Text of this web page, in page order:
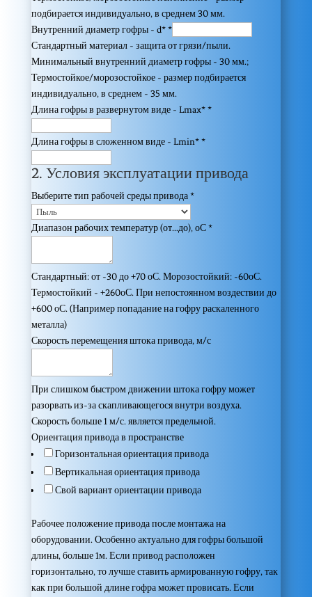
подбирается индивидуально, в среднем 30 мм.
Внутренний диаметр гофры - d* *
Стандартный материал - защита от грязи/пыли.
Минимальный внутренний диаметр гофры - 30 мм.;
Термостойкое/морозостойкое - размер подбирается
индивидуально, в среднем - 35 мм.
Длина гофры в развернутом виде - Lmax* *
Длина гофры в сложенном виде - Lmin* *
2. Условия эксплуатации привода
Выберите тип рабочей среды привода *
Диапазон рабочих температур (от…до), оС *
Стандартный: от -30 до +70 оС. Морозостойкий: -60оС.
Термостойкий - +260оС. При непостоянном воздествии до
+600 оС. (Например попадание на гофру раскаленного
металла)
Скорость перемещения штока привода, м/с
При слишком быстром движении штока гофру может
разорвать из-за скапливающегося внутри воздуха.
Скорость больше 1 м/с. является предельной.
Ориентация привода в пространстве
Горизонтальная ориентация привода
Вертикальная ориентация привода
Свой вариант ориентации привода
Рабочее положение привода после монтажа на
оборудовании. Особенно актуально для гофры большой
длины, больше 1м. Если привод расположен
горизонтально, то лучше ставить армированную гофру, так
как при большой длине гофра может провисать. Если